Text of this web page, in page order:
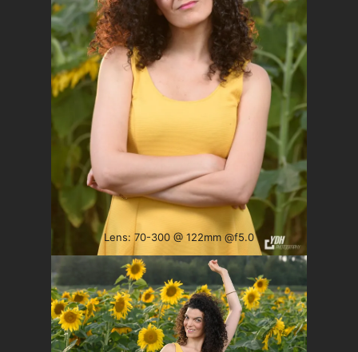
Lens: 70-300 @ 122mm @f5.0